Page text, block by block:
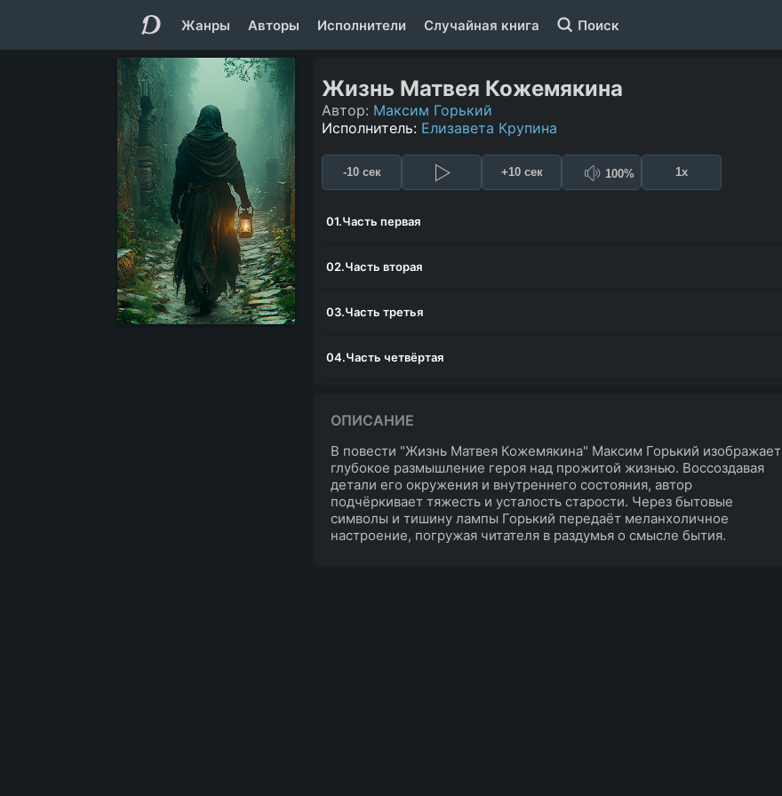
Жанры Авторы Исполнители Случайная книга Поиск
Жизнь Матвея Кожемякина
Автор: Максим Горький
Исполнитель: Елизавета Крупина
-10 сек +10 сек 100% 1x
01.Часть первая
02.Часть вторая
03.Часть третья
04.Часть четвёртая
ОПИСАНИЕ
В повести "Жизнь Матвея Кожемякина" Максим Горький изображает
глубокое размышление героя над прожитой жизнью. Воссоздавая
детали его окружения и внутреннего состояния, автор
подчёркивает тяжесть и усталость старости. Через бытовые
символы и тишину лампы Горький передаёт меланхоличное
настроение, погружая читателя в раздумья о смысле бытия.